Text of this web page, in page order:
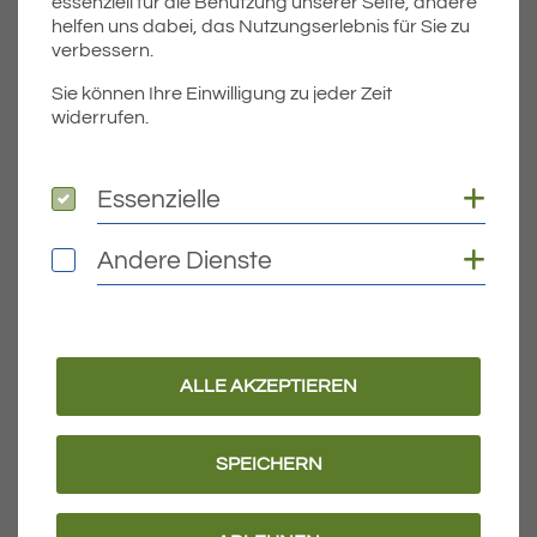
Eugen Marian
Filipek
24.07.2024 70 Jahre
Cele
Teile Beitrag:
Titel für Beitrag
Abkochgebot für Trinkwasser aufgehoben
BEITRÄGE
helfen uns dabei, das Nutzungserlebnis für Sie zu
verbessern.
Sie können Ihre Einwilligung zu jeder Zeit
widerrufen.
Essenzielle
Essenzielle
Andere Dienste
Andere Dienste
ALLE AKZEPTIEREN
SPEICHERN